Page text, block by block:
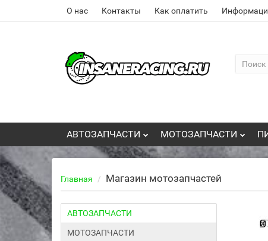
О нас Контакты Как оплатить
АВТОЗАПЧАСТИ МОТОЗАПЧАСТИ
Главная Магазин мотозапчастей
АВТОЗАПЧАСТИ
МОТОЗАПЧАСТИ